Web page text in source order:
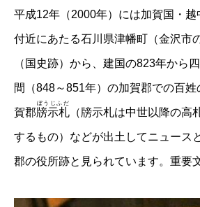
平成12年（2000年）には加賀国・
付近にあたる石川県津幡町（金沢市
（国史跡）から、建国の823年から
間（848～851年）の加賀郡での百
賀郡牓示札
ぼうじふだ
（牓示札は中世以降の高
するもの）などが出土してニュース
郡の役所跡と見られています。重要